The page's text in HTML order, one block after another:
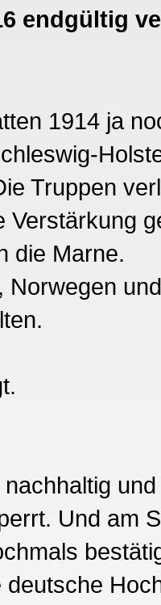
endgültig
1914 ja
Truppen
Verstärkung
die Marne.
Norwegen
Und am
deutsche